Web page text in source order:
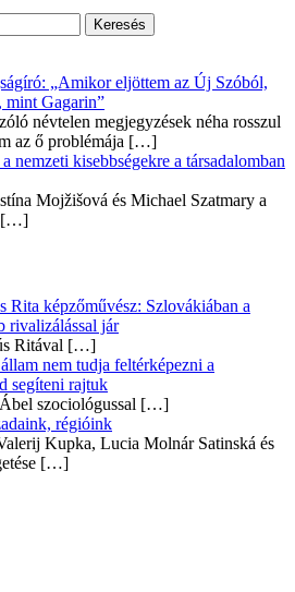
„Amikor eljöttem az Új Szóból,
mint Gagarin”
névtelen megjegyzések néha rosszul
az ő problémája […]
nemzeti kisebbségekre a társadalomban
Mojžišová és Michael Szatmary a
[…]
Rita képzőművész: Szlovákiában a
rivalizálással jár
Ritával […]
nem tudja feltérképezni a
segíteni rajtuk
szociológussal […]
régióink
Kupka, Lucia Molnár Satinská és
[…]